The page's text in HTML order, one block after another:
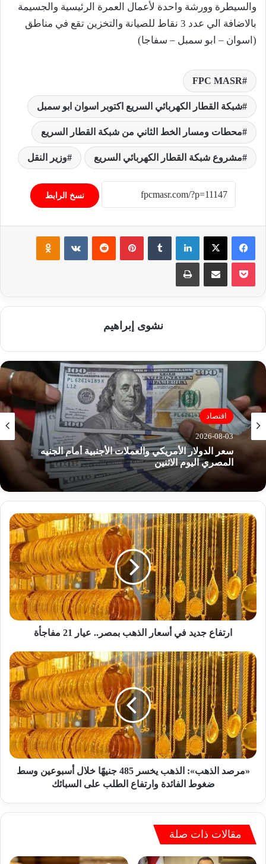
والسيطرة وورشة واحدة لأعمال العمرة الرئيسية والجسيمة
بالاضافة الي عدد 3 نقاط للصيانة والتخزين تقع في مناطق
(اسوان – ابو سمبل – سفاجا)
FPC MASR
شبكة القطار الكهربائي السريع اكتوبر اسوان ابو سمبل
محطات ومسار الخط الثاني من شبكة القطار السريع
مشروع شبكة القطار الكهربائي السريع وزير النقل
نسخ الرابط
فيسبوك ‫X لينكدإن بينتيريست
نشوى إبراهيم
اقتصاد
2026-08-03
سعر الدولار الأمريكي والعملات الأجنبية أمام الجنيه
المصري اليوم الاثنين
ا
ر
ت
ف
ا
ع
ج
د
ي
ي
أ
س
ع
ا
ر
ا
ل
ذ
ر
.
ارتفاع جديد في أسعار الذهب بمصر.. عيار 21 مفاجأة
«
م
ر
ص
د
ا
ل
ذ
ه
ب
ذ
ه
ب
«مرصد الذهب»: الذهب يخسر 485 جنيهًا خلال أسبوعين وسط
ضغوط الفائدة وارتفاع الطلب على السبائك
مقالات ذات صلة